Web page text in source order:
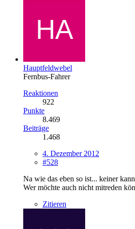
Hauptfeldwebel
Fernbus-Fahrer
Reaktionen
922
Punkte
8.469
Beiträge
1.468
4. Dezember 2012
#528
Na wie das eben so ist... keiner
Wer möchte auch nicht mitreden
Zitieren